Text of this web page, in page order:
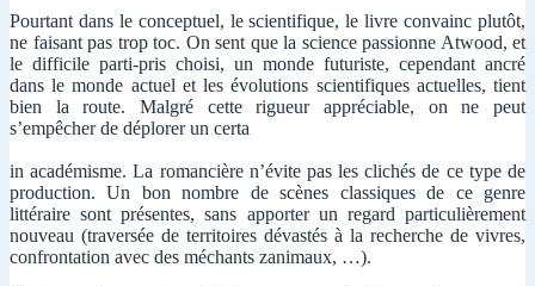
Pourtant dans le conceptuel, le scientifique, le livre convainc plutôt,
ne faisant pas trop toc. On sent que la science passionne Atwood, et
le difficile parti-pris choisi, un monde futuriste, cependant ancré
dans le monde actuel et les évolutions scientifiques actuelles, tient
bien la route. Malgré cette rigueur appréciable, on ne peut
s’empêcher de déplorer un certa
in académisme. La romancière n’évite pas les clichés de ce type de
production. Un bon nombre de scènes classiques de ce genre
littéraire sont présentes, sans apporter un regard particulièrement
nouveau (traversée de territoires dévastés à la recherche de vivres,
confrontation avec des méchants zanimaux, …).